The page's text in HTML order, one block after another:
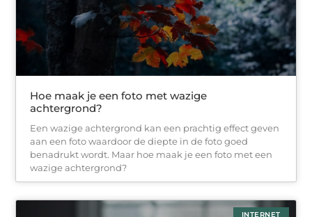
Hoe maak je een foto met wazige
achtergrond?
Een wazige achtergrond kan een prachtig effect geven
aan een foto waardoor de diepte in de foto goed
benadrukt wordt. Maar hoe maak je een foto met een
wazige achtergrond?
INTERNET